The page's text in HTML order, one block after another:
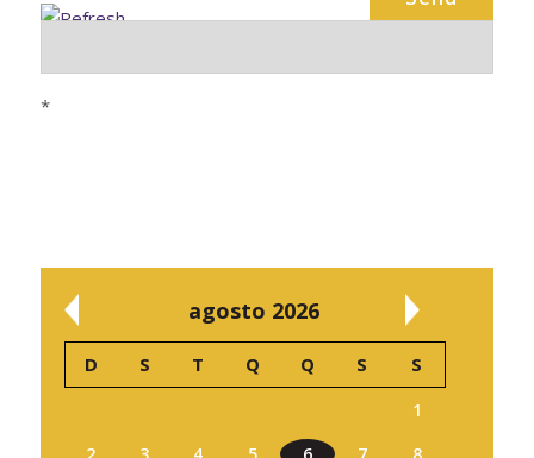
*
agosto 2026
D S T Q Q S S
1
2
3 4 5 6 7
8